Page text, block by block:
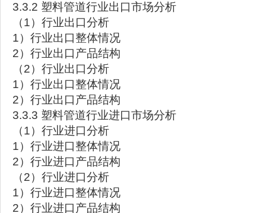
3.3.2 塑料管道行业出口市场分析
（1）行业出口分析
1）行业出口整体情况
2）行业出口产品结构
（2）行业出口分析
1）行业出口整体情况
2）行业出口产品结构
3.3.3 塑料管道行业进口市场分析
（1）行业进口分析
1）行业进口整体情况
2）行业进口产品结构
（2）行业进口分析
1）行业进口整体情况
2）行业进口产品结构